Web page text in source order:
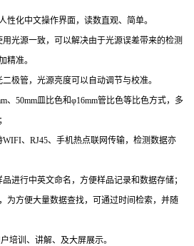
性化中文操作界面，读数直观、简单。
光源一致，可以解决由于光源误差带来的检测
精准。
极管，光源亮度可以自动调节与校准。
、50mm皿比色和φ16mm管比色等比色方式，多
、RJ45、手机热点联网传输，检测数据亦
进行中英文命名，方便样品记录和数据存储；
为方便大量数据查找，可通过时间检索，并随
培训、讲解、及大屏展示。